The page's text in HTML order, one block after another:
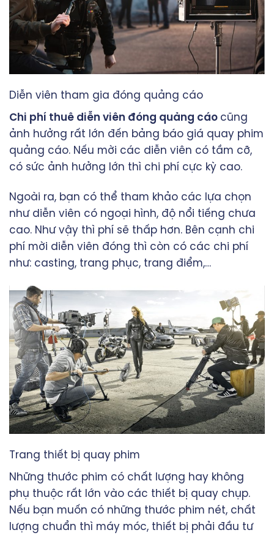
Diễn viên tham gia đóng quảng cáo
Chi phí thuê diễn viên đóng quảng cáo cũng
ảnh hưởng rất lớn đến bảng báo giá quay phim
quảng cáo. Nếu mời các diễn viên có tầm cỡ,
có sức ảnh hưởng lớn thì chi phí cực kỳ cao.
Ngoài ra, bạn có thể tham khảo các lựa chọn
như diễn viên có ngoại hình, độ nổi tiếng chưa
cao. Như vậy thì phí sẽ thấp hơn. Bên cạnh chi
phí mời diễn viên đóng thì còn có các chi phí
như: casting, trang phục, trang điểm,…
Trang thiết bị quay phim
Những thước phim có chất lượng hay không
phụ thuộc rất lớn vào các thiết bị quay chụp.
Nếu bạn muốn có những thước phim nét, chất
lượng chuẩn thì máy móc, thiết bị phải đầu tư